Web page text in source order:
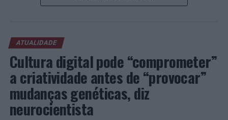
de dezembro
ATUALIDADE
Cultura digital pode “comprometer”
a criatividade antes de “provocar”
mudanças genéticas, diz
neurocientista